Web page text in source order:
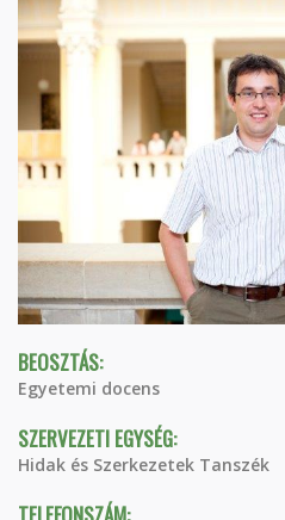
BEOSZTÁS:
Egyetemi docens
SZERVEZETI EGYSÉG:
Hidak és Szerkezetek Tanszék